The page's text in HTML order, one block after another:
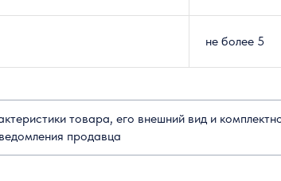
не более 5
товара, его внешний вид и
продавца